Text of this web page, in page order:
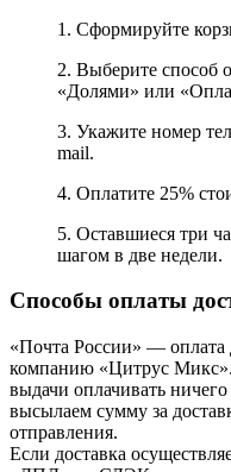
1. Сформируйте
2. Выберите
«Долями» или
3. Укажите номер
mail.
4. Оплатите 25%
5. Оставшиеся три
шагом в две недели.
Способы оплаты
«Почта России» — оплата
компанию «Цитрус
выдачи оплачивать
высылаем сумму за
отправления.
Если доставка